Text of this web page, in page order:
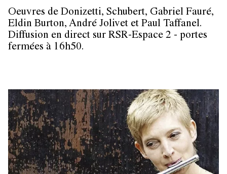
Oeuvres de Donizetti, Schubert, Gabriel Fauré,
Eldin Burton, André Jolivet et Paul Taffanel.
Diffusion en direct sur RSR-Espace 2 - portes
fermées à 16h50.